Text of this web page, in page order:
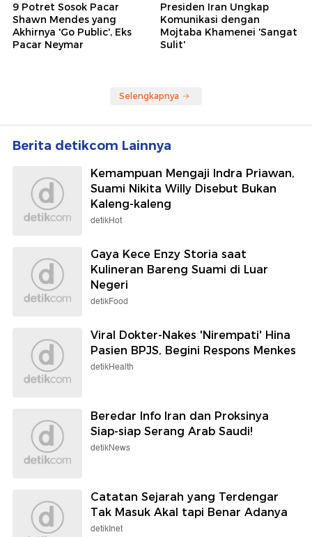
9 Potret Sosok Pacar
Shawn Mendes yang
Akhirnya 'Go Public', Eks
Pacar Neymar
Presiden Iran Ungkap
Komunikasi dengan
Mojtaba Khamenei 'Sangat
Sulit'
Selengkapnya
Berita detikcom Lainnya
Kemampuan Mengaji Indra Priawan,
Suami Nikita Willy Disebut Bukan
Kaleng-kaleng
detikHot
Gaya Kece Enzy Storia saat
Kulineran Bareng Suami di Luar
Negeri
detikFood
Viral Dokter-Nakes 'Nirempati' Hina
Pasien BPJS, Begini Respons Menkes
detikHealth
Beredar Info Iran dan Proksinya
Siap-siap Serang Arab Saudi!
detikNews
Catatan Sejarah yang Terdengar
Tak Masuk Akal tapi Benar Adanya
detikInet